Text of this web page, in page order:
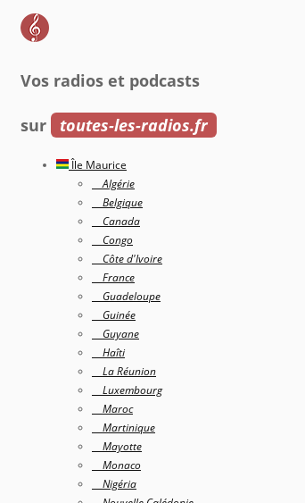
Vos radios et podcasts
sur toutes-les-radios.fr
Île Maurice
Algérie
Belgique
Canada
Congo
Côte d'Ivoire
France
Guadeloupe
Guinée
Guyane
Haîti
La Réunion
Luxembourg
Maroc
Martinique
Mayotte
Monaco
Nigéria